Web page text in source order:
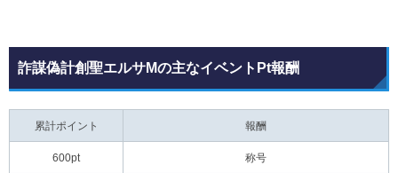
詐謀偽計創聖エルサMの主なイベントPt報酬
累計ポイント 報酬
600pt 称号